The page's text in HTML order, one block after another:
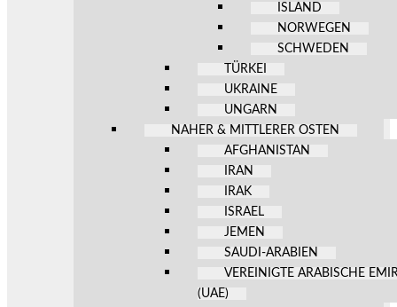
ISLAND
NORWEGEN
SCHWEDEN
TÜRKEI
UKRAINE
UNGARN
NAHER & MITTLERER OSTEN
AFGHANISTAN
IRAN
IRAK
ISRAEL
JEMEN
SAUDI-ARABIEN
VEREINIGTE ARABISCHE
(UAE)